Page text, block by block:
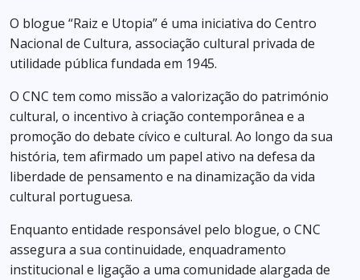
O blogue “Raiz e Utopia” é uma iniciativa do Centro
Nacional de Cultura, associação cultural privada de
utilidade pública fundada em 1945.
O CNC tem como missão a valorização do património
cultural, o incentivo à criação contemporânea e a
promoção do debate cívico e cultural. Ao longo da sua
história, tem afirmado um papel ativo na defesa da
liberdade de pensamento e na dinamização da vida
cultural portuguesa.
Enquanto entidade responsável pelo blogue, o CNC
assegura a sua continuidade, enquadramento
institucional e ligação a uma comunidade alargada de